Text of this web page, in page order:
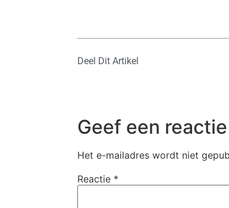
Deel Dit Artikel
Geef een reactie
Het e-mailadres wordt niet
Reactie *